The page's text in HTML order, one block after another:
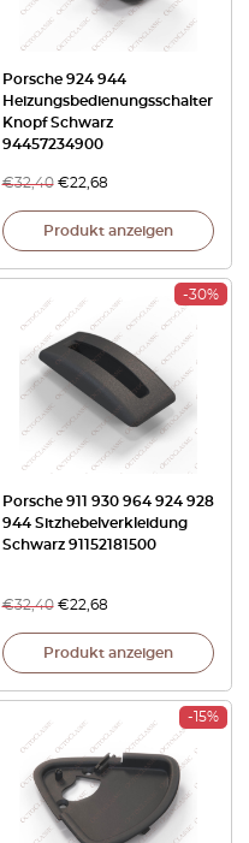
Porsche 924 944
Heizungsbedienungsschalter
Knopf Schwarz
94457234900
€32,40 €22,68
Produkt anzeigen
-30%
Porsche 911 930 964 924 928
944 Sitzhebelverkleidung
Schwarz 91152181500
€32,40 €22,68
Produkt anzeigen
-15%